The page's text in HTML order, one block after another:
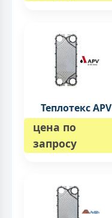
Теплотекс APV
цена по
запросу